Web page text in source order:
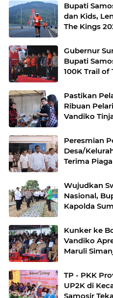
Bupati
dan Kids,
The Kings
Gubernur
Bupati
100K Trail of
Pastikan
Ribuan
Vandiko
Peresmian
Desa/
Terima
Wujudkan
Nasional,
Kapolda
Kecamatan
Kunker ke
Vandiko
Maruli
TP - PKK
UP2K di
Samosir